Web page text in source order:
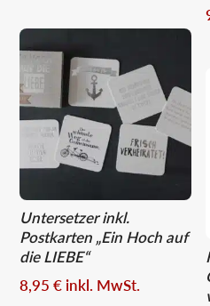
Untersetzer inkl.
Postkarten „Ein Hoch auf
die LIEBE“
8,95€ inkl. MwSt.